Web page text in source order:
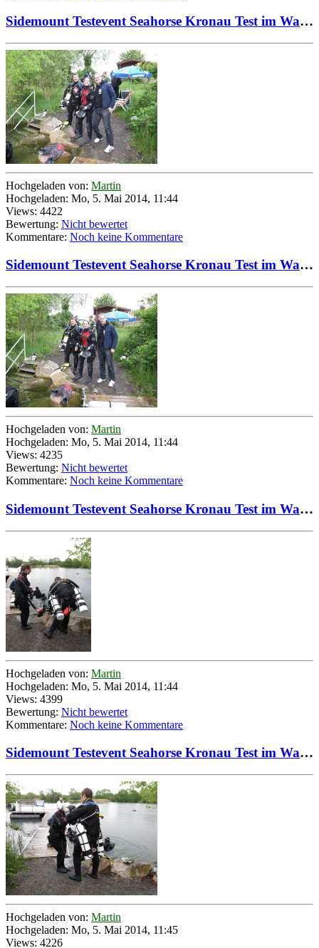
Sidemount Testevent Seahorse Kronau Test im Wasser mit Chris und Testteam 01
Hochgeladen von: Martin
Hochgeladen: Mo, 5. Mai 2014, 11:44
Views: 4422
Bewertung: Nicht bewertet
Kommentare: Noch keine Kommentare
Sidemount Testevent Seahorse Kronau Test im Wasser mit Chris und Testteam 02
Hochgeladen von: Martin
Hochgeladen: Mo, 5. Mai 2014, 11:44
Views: 4235
Bewertung: Nicht bewertet
Kommentare: Noch keine Kommentare
Sidemount Testevent Seahorse Kronau Test im Wasser mit Chris und Testteam 01
Hochgeladen von: Martin
Hochgeladen: Mo, 5. Mai 2014, 11:44
Views: 4399
Bewertung: Nicht bewertet
Kommentare: Noch keine Kommentare
Sidemount Testevent Seahorse Kronau Test im Wasser durch Testteam 01
Hochgeladen von: Martin
Hochgeladen: Mo, 5. Mai 2014, 11:45
Views: 4226